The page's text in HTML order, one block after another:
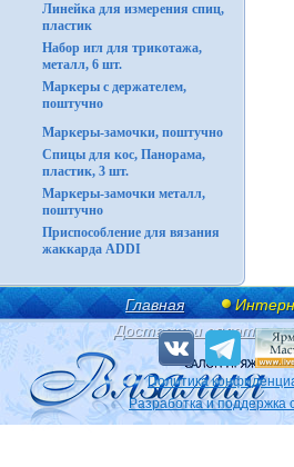
Линейка для измерения спиц,
пластик
Набор игл для трикотажа,
металл, 6 шт.
Маркеры с держателем,
поштучно
Маркеры-замочки, поштучно
Спицы для кос, Панорама,
пластик, 3 шт.
Маркеры-замочки металл,
поштучно
Приспособление для вязания
жаккарда ADDI
Главная
Доставка и оплата
Политика
Разработка и поддержка